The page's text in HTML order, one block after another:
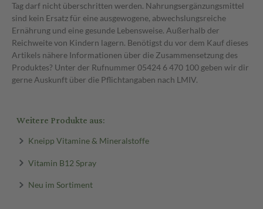
Tag darf nicht überschritten werden. Nahrungsergänzungsmittel
sind kein Ersatz für eine ausgewogene, abwechslungsreiche
Ernährung und eine gesunde Lebensweise. Außerhalb der
Reichweite von Kindern lagern. Benötigst du vor dem Kauf dieses
Artikels nähere Informationen über die Zusammensetzung des
Produktes? Unter der Rufnummer 05424 6 470 100 geben wir dir
gerne Auskunft über die Pflichtangaben nach LMIV.
Weitere Produkte aus:
Kneipp Vitamine & Mineralstoffe
Vitamin B12 Spray
Neu im Sortiment